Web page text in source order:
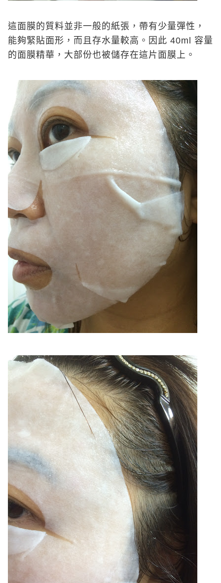
這面膜的質料並非一般的紙張，帶有少量彈性，
能夠緊貼面形，而且存水量較高。因此 40ml 容量
的面膜精華，大部份也被儲存在這片面膜上。